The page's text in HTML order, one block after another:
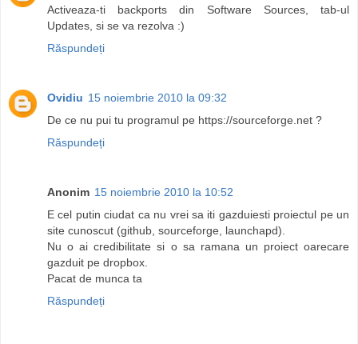
Activeaza-ti backports din Software Sources, tab-ul
Updates, si se va rezolva :)
Răspundeți
Ovidiu 15 noiembrie 2010 la 09:32
De ce nu pui tu programul pe https://sourceforge.net ?
Răspundeți
Anonim 15 noiembrie 2010 la 10:52
E cel putin ciudat ca nu vrei sa iti gazduiesti proiectul pe un
site cunoscut (github, sourceforge, launchapd).
Nu o ai credibilitate si o sa ramana un proiect oarecare
gazduit pe dropbox.
Pacat de munca ta
Răspundeți